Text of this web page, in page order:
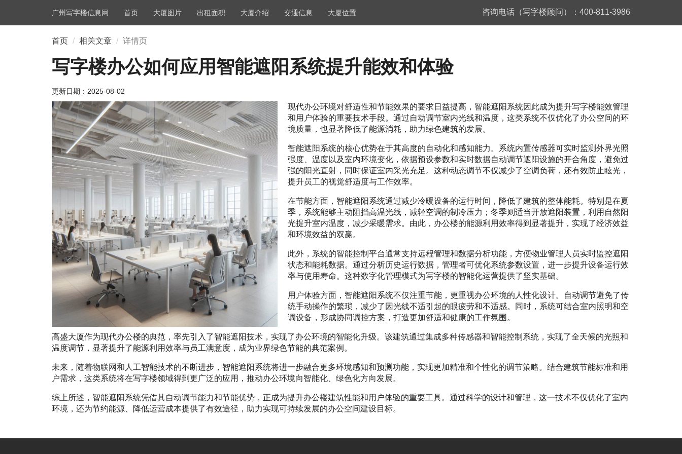
广州写字楼信息网 首页 大厦图片 出租面积 大厦介绍 交通信息 大厦位置 咨询电话（写字楼顾问）：400-811-3986
首页 相关文章 详情页
写字楼办公如何应用智能遮阳系统提升能效和体验
更新日期： 2025-08-02
现代办公环境对舒适性和节能效果的要求日益提高，智能遮阳系统因此成为提升写字楼能效管理
和用户体验的重要技术手段。通过自动调节室内光线和温度，这类系统不仅优化了办公空间的环
境质量，也显著降低了能源消耗，助力绿色建筑的发展。
智能遮阳系统的核心优势在于其高度的自动化和感知能力。系统内置传感器可实时监测外界光照
强度、温度以及室内环境变化，依据预设参数和实时数据自动调节遮阳设施的开合角度，避免过
强的阳光直射，同时保证室内采光充足。这种动态调节不仅减少了空调负荷，还有效防止眩光，
提升员工的视觉舒适度与工作效率。
在节能方面，智能遮阳系统通过减少冷暖设备的运行时间，降低了建筑的整体能耗。特别是在夏
季，系统能够主动阻挡高温光线，减轻空调的制冷压力；冬季则适当开放遮阳装置，利用自然阳
光提升室内温度，减少采暖需求。由此，办公楼的能源利用效率得到显著提升，实现了经济效益
和环境效益的双赢。
此外，系统的智能控制平台通常支持远程管理和数据分析功能，方便物业管理人员实时监控遮阳
状态和能耗数据。通过分析历史运行数据，管理者可优化系统参数设置，进一步提升设备运行效
率与使用寿命。这种数字化管理模式为写字楼的智能化运营提供了坚实基础。
用户体验方面，智能遮阳系统不仅注重节能，更重视办公环境的人性化设计。自动调节避免了传
统手动操作的繁琐，减少了因光线不适引起的眼疲劳和不适感。同时，系统可结合室内照明和空
调设备，形成协同调控方案，打造更加舒适和健康的工作氛围。
高盛大厦作为现代办公楼的典范，率先引入了智能遮阳技术，实现了办公环境的智能化升级。该建筑通过集成多种传感器和智能控制系统，实现了全天候的光照和
温度调节，显著提升了能源利用效率与员工满意度，成为业界绿色节能的典范案例。
未来，随着物联网和人工智能技术的不断进步，智能遮阳系统将进一步融合更多环境感知和预测功能，实现更加精准和个性化的调节策略。结合建筑节能标准和用
户需求，这类系统将在写字楼领域得到更广泛的应用，推动办公环境向智能化、绿色化方向发展。
综上所述，智能遮阳系统凭借其自动调节能力和节能优势，正成为提升办公楼建筑性能和用户体验的重要工具。通过科学的设计和管理，这一技术不仅优化了室内
环境，还为节约能源、降低运营成本提供了有效途径，助力实现可持续发展的办公空间建设目标。